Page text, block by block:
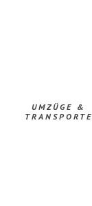
UMZÜGE &
TRANSPORTE